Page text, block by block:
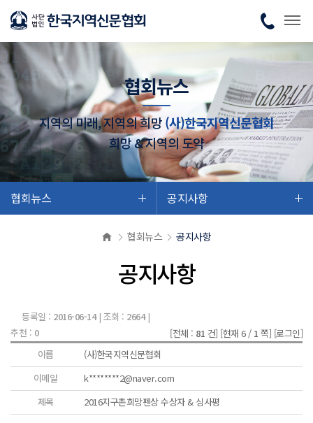
협회뉴스
지역의 미래, 지역의 희망(사)한국지역신문협회
희망 & 지역의 도약
협회뉴스 공지사항
협회뉴스 공지사항
공지사항
등록일 : 2016-06-14| 조회 : 2664|
추천 : 0 [전체 : 81 건] [현재 6 / 1 쪽] [로그인]
이름
(사)한국지역신문협회
이메일
k********2@naver.com
제목
2016지구촌희망펜상 수상자 & 심사평